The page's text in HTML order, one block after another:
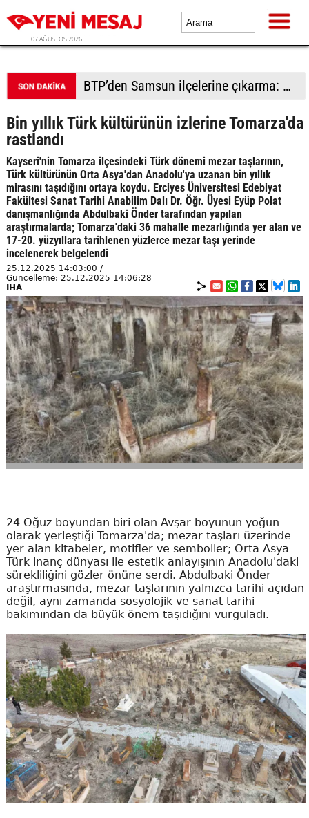
07 AĞUSTOS 2026
BTP’den Samsun ilçelerine çıkarma: Havza’da sel mağduru esnafa destek, Vezirköprü ve Bafra’da saha hamlesi
Bin yıllık Türk kültürünün izlerine Tomarza'da
rastlandı
Kayseri'nin Tomarza ilçesindeki Türk dönemi mezar taşlarının,
Türk kültürünün Orta Asya'dan Anadolu'ya uzanan bin yıllık
mirasını taşıdığını ortaya koydu. Erciyes Üniversitesi Edebiyat
Fakültesi Sanat Tarihi Anabilim Dalı Dr. Öğr. Üyesi Eyüp Polat
danışmanlığında Abdulbaki Önder tarafından yapılan
araştırmalarda; Tomarza'daki 36 mahalle mezarlığında yer alan ve
17-20. yüzyıllara tarihlenen yüzlerce mezar taşı yerinde
incelenerek belgelendi
25.12.2025 14:03:00 /
Güncelleme: 25.12.2025 14:06:28
İHA
24 Oğuz boyundan biri olan Avşar boyunun yoğun
olarak yerleştiği Tomarza'da; mezar taşları üzerinde
yer alan kitabeler, motifler ve semboller; Orta Asya
Türk inanç dünyası ile estetik anlayışının Anadolu'daki
sürekliliğini gözler önüne serdi. Abdulbaki Önder
araştırmasında, mezar taşlarının yalnızca tarihi açıdan
değil, aynı zamanda sosyolojik ve sanat tarihi
bakımından da büyük önem taşıdığını vurguladı.